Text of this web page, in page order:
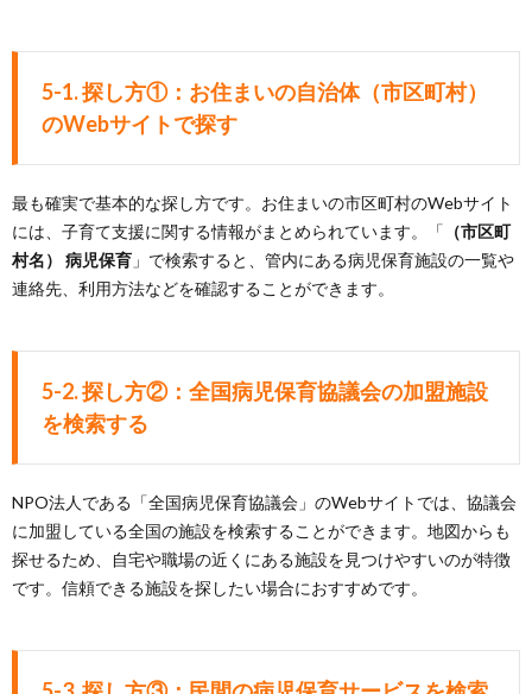
5-1. 探し方①：お住まいの自治体（市区町村）
のWebサイトで探す
最も確実で基本的な探し方です。お住まいの市区町村のWebサイト
には、子育て支援に関する情報がまとめられています。「 （市区町
村名） 病児保育 」で検索すると、管内にある病児保育施設の一覧や
連絡先、利用方法などを確認することができます。
5-2. 探し方②：全国病児保育協議会の加盟施設
を検索する
NPO法人である「全国病児保育協議会」のWebサイトでは、協議会
に加盟している全国の施設を検索することができます。地図からも
探せるため、自宅や職場の近くにある施設を見つけやすいのが特徴
です。信頼できる施設を探したい場合におすすめです。